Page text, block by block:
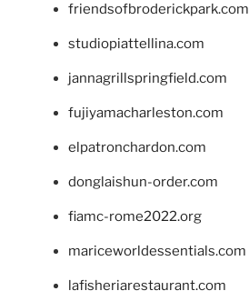
friendsofbroderickpark.com
studiopiattellina.com
jannagrillspringfield.com
fujiyamacharleston.com
elpatronchardon.com
donglaishun-order.com
fiamc-rome2022.org
mariceworldessentials.com
lafisheriarestaurant.com